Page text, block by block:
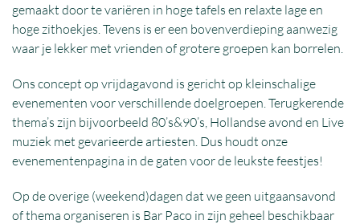
gemaakt door te variëren in hoge tafels en relaxte lage en
hoge zithoekjes. Tevens is er een bovenverdieping aanwezig
waar je lekker met vrienden of grotere groepen kan borrelen.
Ons concept op vrijdagavond is gericht op kleinschalige
evenementen voor verschillende doelgroepen. Terugkerende
thema’s zijn bijvoorbeeld 80’s&90’s, Hollandse avond en Live
muziek met gevarieerde artiesten. Dus houdt onze
evenementenpagina in de gaten voor de leukste feestjes!
Op de overige (weekend)dagen dat we geen uitgaansavond
of thema organiseren is Bar Paco in zijn geheel beschikbaar